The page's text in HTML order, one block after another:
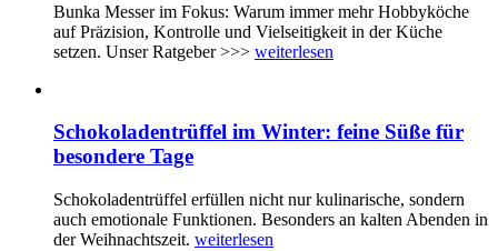
Bunka Messer im Fokus: Warum immer mehr Hobbyköche
auf Präzision, Kontrolle und Vielseitigkeit in der Küche
setzen. Unser Ratgeber >>> weiterlesen
Schokoladentrüffel im Winter: feine Süße für
besondere Tage
Schokoladentrüffel erfüllen nicht nur kulinarische, sondern
auch emotionale Funktionen. Besonders an kalten Abenden in
der Weihnachtszeit. weiterlesen